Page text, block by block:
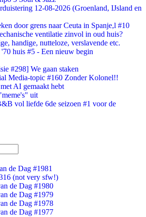
12-08-2026 (Groenland, IJsland en
door grens naar Ceuta in Spanje,l #10
ventilatie zinvol in oud huis?
handige, nutteloze, verslavende etc.
huis #5 - Een nieuw begin
#298] We gaan staken
Media-topic #160 Zonder Kolonel!!
AI gemaakt hebt
uit
vol liefde 6de seizoen #1 voor de
de Dag #1981
(not very sfw!)
de Dag #1980
de Dag #1979
de Dag #1978
de Dag #1977